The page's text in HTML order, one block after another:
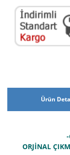
Ürün
ORJİNAL